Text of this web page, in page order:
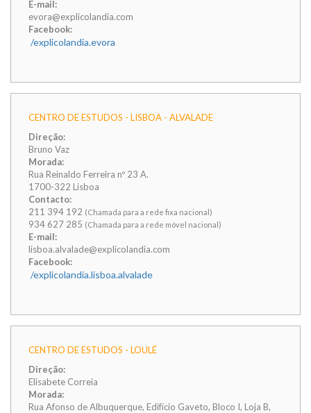
E-mail:
evora@explicolandia.com
Facebook:
/explicolandia.evora
CENTRO DE ESTUDOS - LISBOA - ALVALADE
Direção:
Bruno Vaz
Morada:
Rua Reinaldo Ferreira nº 23 A.
1700-322 Lisboa
Contacto:
211 394 192 (Chamada para a rede fixa nacional)
934 627 285 (Chamada para a rede móvel nacional)
E-mail:
lisboa.alvalade@explicolandia.com
Facebook:
/explicolandia.lisboa.alvalade
CENTRO DE ESTUDOS - LOULÉ
Direção:
Elisabete Correia
Morada:
Rua Afonso de Albuquerque, Edifício Gaveto, Bloco I, Loja B,